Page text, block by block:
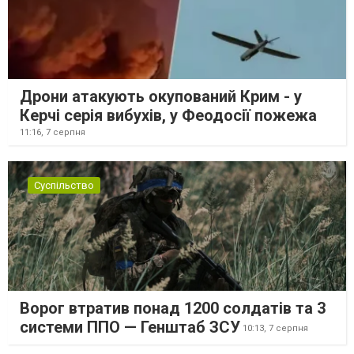
Дрони атакують окупований Крим - у
Керчі серія вибухів, у Феодосії пожежа
11:16, 7 серпня
Суспільство
Ворог втратив понад 1200 солдатів та 3
системи ППО — Генштаб ЗСУ 10:13, 7 серпня